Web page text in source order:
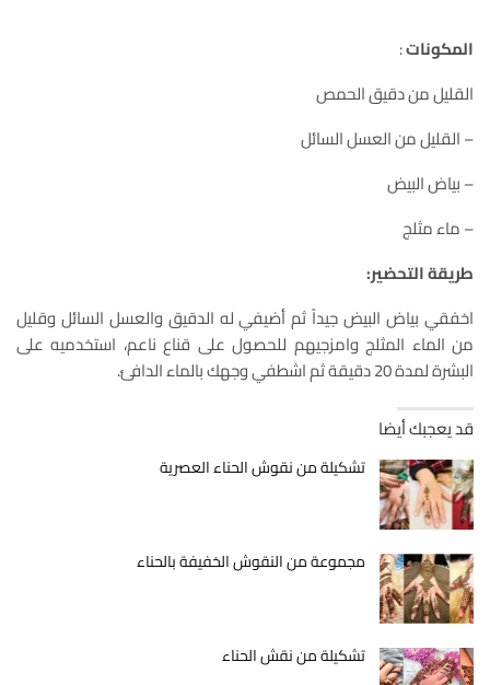
المكونات:
القليل من دقيق الحمص
– القليل من العسل السائل
– بياض البيض
– ماء مثلج
طريقة التحضير:
اخفقي بياض البيض جيداً ثم أضيفي له الدقيق والعسل السائل وقليل
من الماء المثلج وامزجيهم للحصول على قناع ناعم، استخدميه على
البشرة لمدة 20 دقيقة ثم اشطفي وجهك بالماء الدافئ.
قد يعجبك أيضا
تشكيلة من نقوش الحناء العصرية
مجموعة من النقوش الخفيفة بالحناء
تشكيلة من نقش الحناء